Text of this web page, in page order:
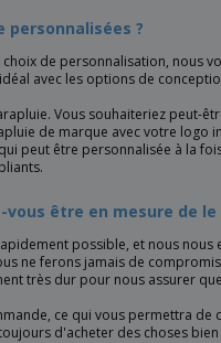
personnalisées ?
de personnalisation, nous
avec les options de
Vous souhaiteriez peut-
de marque avec votre logo
peut être personnalisée à la
être en mesure de le
possible, et nous
ne ferons jamais de
très dur pour nous assurer
ce qui vous permettra
d'acheter des choses